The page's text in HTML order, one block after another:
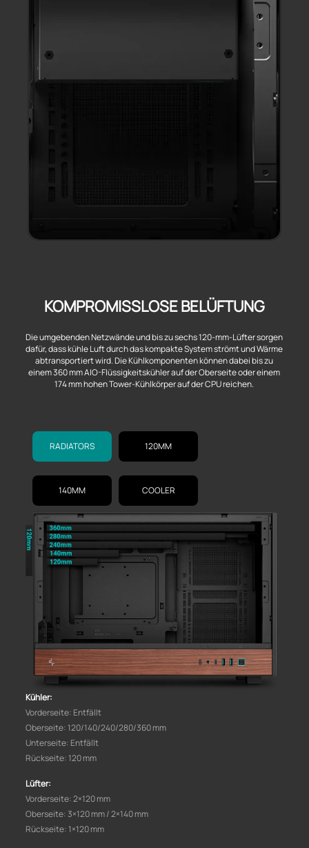
KOMPROMISSLOSE BELÜFTUNG
Die umgebenden Netzwände und bis zu sechs 120-mm-Lüfter sorgen
dafür, dass kühle Luft durch das kompakte System strömt und Wärme
abtransportiert wird. Die Kühlkomponenten können dabei bis zu
einem 360 mm AIO-Flüssigkeitskühler auf der Oberseite oder einem
174 mm hohen Tower-Kühlkörper auf der CPU reichen.
RADIATORS 120MM
140MM COOLER
Kühler:
Vorderseite: Entfällt
Oberseite: 120/140/240/280/360 mm
Unterseite: Entfällt
Rückseite: 120 mm
Lüfter:
Vorderseite: 2×120 mm
Oberseite: 3×120 mm / 2×140 mm
Rückseite: 1×120 mm